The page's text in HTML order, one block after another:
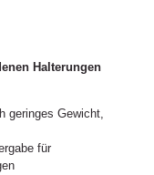
Halterungen
geringes Gewicht,
für